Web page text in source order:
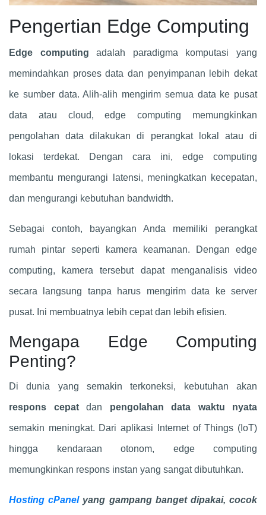
Pengertian Edge Computing
Edge computing adalah paradigma komputasi yang
memindahkan proses data dan penyimpanan lebih dekat
ke sumber data. Alih-alih mengirim semua data ke pusat
data atau cloud, edge computing memungkinkan
pengolahan data dilakukan di perangkat lokal atau di
lokasi terdekat. Dengan cara ini, edge computing
membantu mengurangi latensi, meningkatkan kecepatan,
dan mengurangi kebutuhan bandwidth.
Sebagai contoh, bayangkan Anda memiliki perangkat
rumah pintar seperti kamera keamanan. Dengan edge
computing, kamera tersebut dapat menganalisis video
secara langsung tanpa harus mengirim data ke server
pusat. Ini membuatnya lebih cepat dan lebih efisien.
Mengapa Edge Computing
Penting?
Di dunia yang semakin terkoneksi, kebutuhan akan
respons cepatdan pengolahan data waktu nyata
semakin meningkat. Dari aplikasi Internet of Things (IoT)
hingga kendaraan otonom, edge computing
memungkinkan respons instan yang sangat dibutuhkan.
Hosting cPanelyang gampang banget dipakai, cocok